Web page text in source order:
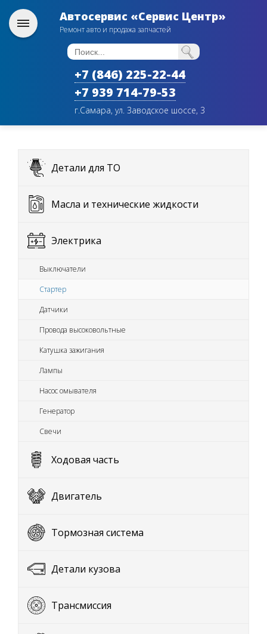
Автосервис «Сервис Центр»
Ремонт авто и продажа запчастей
+7 (846) 225-22-44
+7 939 714-79-53
г.Самара, ул. Заводское шоссе, 3
Детали для ТО
Масла и технические жидкости
Электрика
Выключатели
Стартер
Датчики
Провода высоковольтные
Катушка зажигания
Лампы
Насос омывателя
Генератор
Свечи
Ходовая часть
Двигатель
Тормозная система
Детали кузова
Трансмиссия